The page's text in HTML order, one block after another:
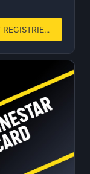
JETZT REGISTRIEREN